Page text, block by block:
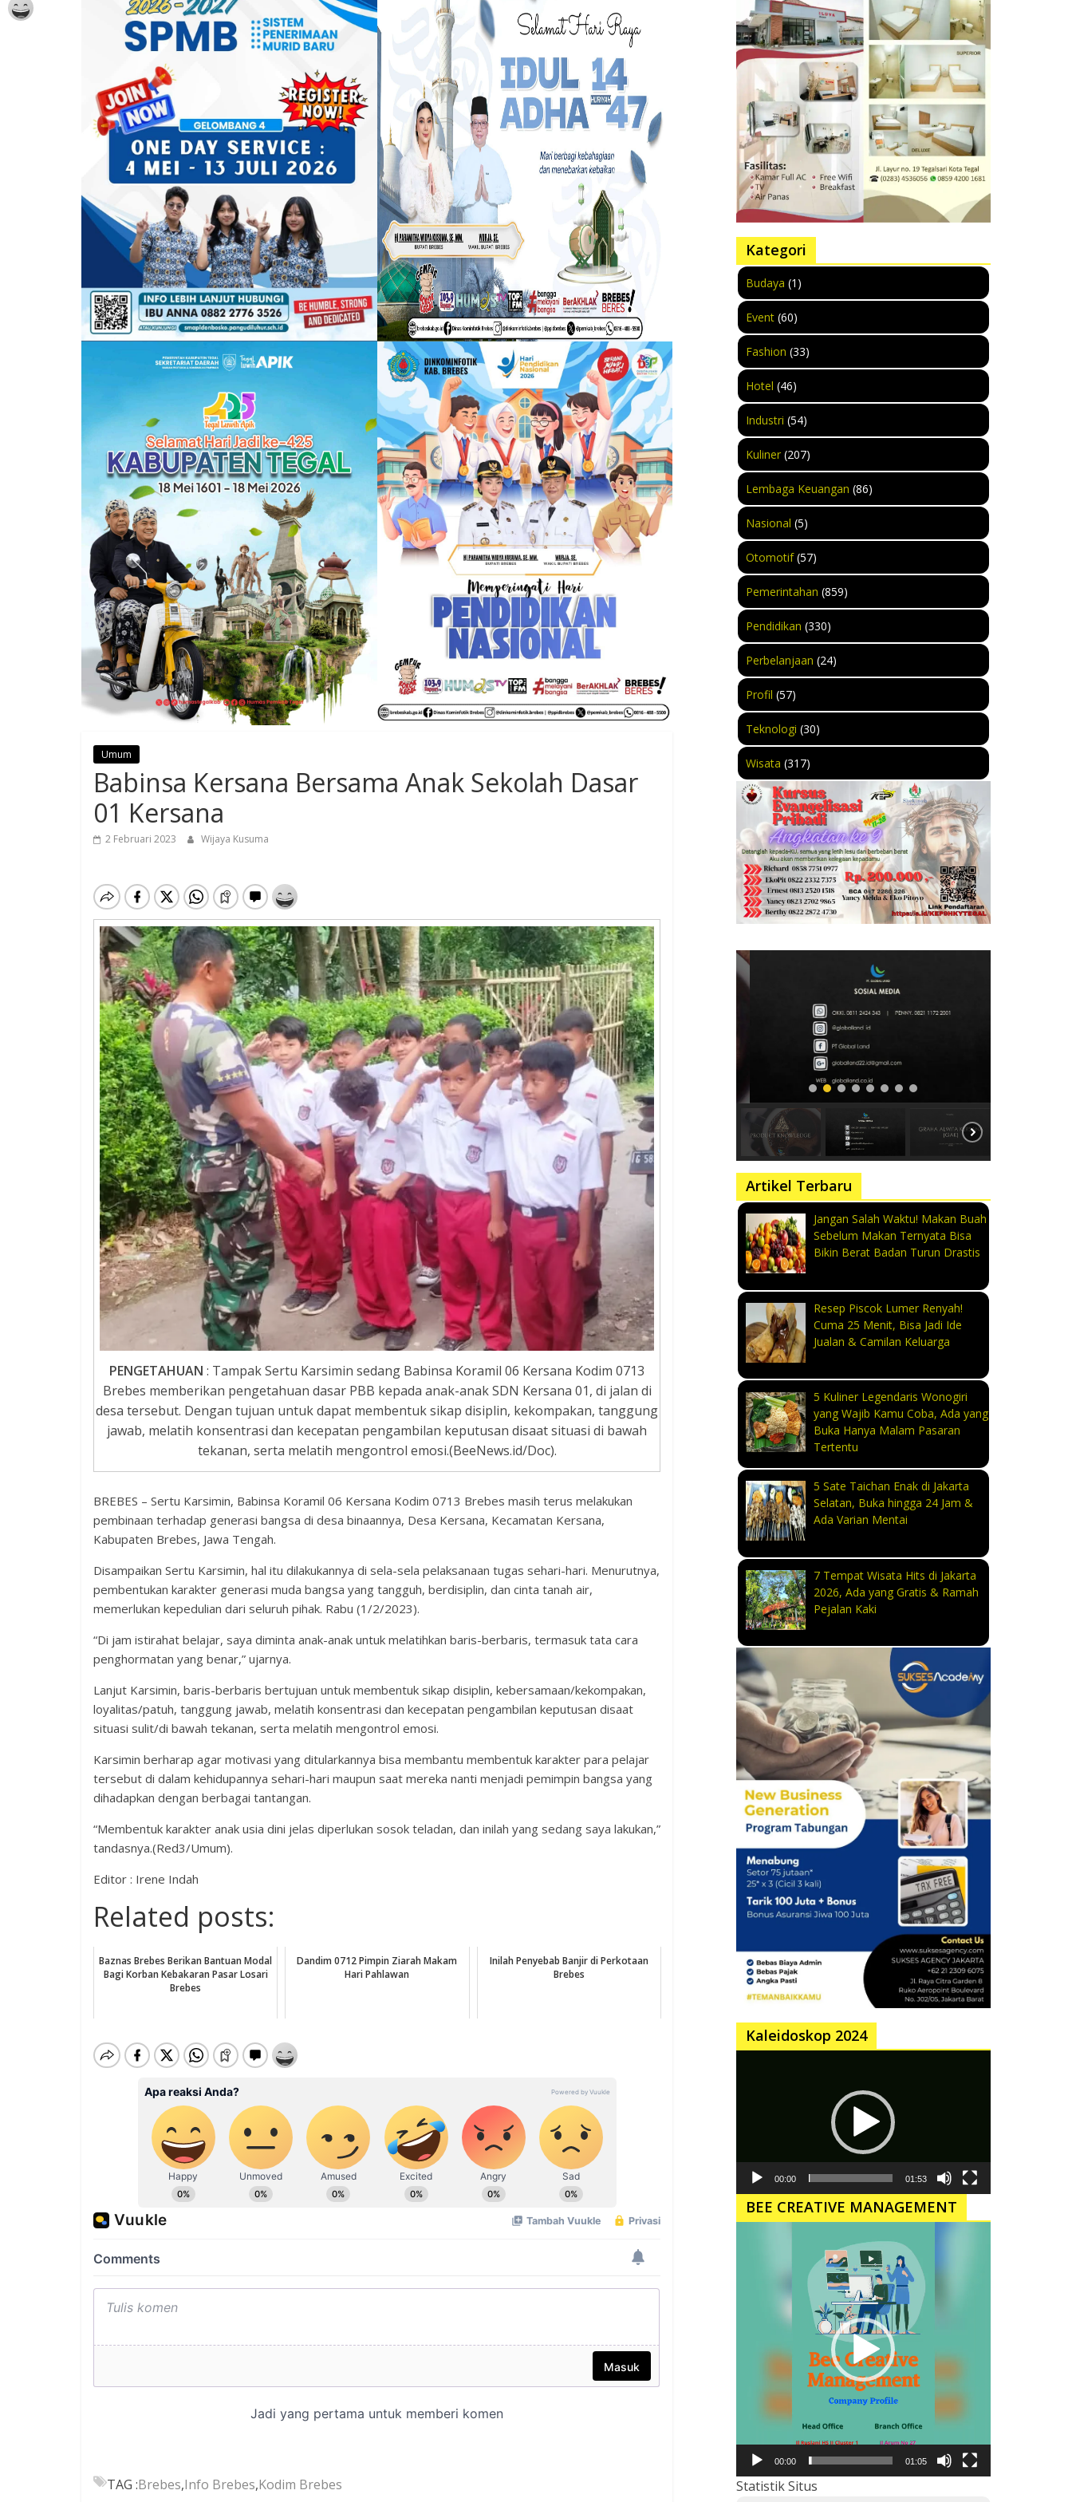
Umum
Babinsa Kersana Bersama Anak Sekolah Dasar
01 Kersana
2 Februari 2023 Wijaya Kusuma
PENGETAHUAN : Tampak Sertu Karsimin sedang Babinsa Koramil 06 Kersana Kodim 0713
Brebes memberikan pengetahuan dasar PBB kepada anak-anak SDN Kersana 01, di jalan di
desa tersebut. Dengan tujuan untuk dapat membentuk sikap disiplin, kekompakan, tanggung
jawab, melatih konsentrasi dan kecepatan pengambilan keputusan disaat situasi di bawah
tekanan, serta melatih mengontrol emosi.(BeeNews.id/Doc).
BREBES – Sertu Karsimin, Babinsa Koramil 06 Kersana Kodim 0713 Brebes masih terus melakukan
pembinaan terhadap generasi bangsa di desa binaannya, Desa Kersana, Kecamatan Kersana,
Kabupaten Brebes, Jawa Tengah.
Disampaikan Sertu Karsimin, hal itu dilakukannya di sela-sela pelaksanaan tugas sehari-hari. Menurutnya,
pembentukan karakter generasi muda bangsa yang tangguh, berdisiplin, dan cinta tanah air,
memerlukan kepedulian dari seluruh pihak. Rabu (1/2/2023).
“Di jam istirahat belajar, saya diminta anak-anak untuk melatihkan baris-berbaris, termasuk tata cara
penghormatan yang benar,” ujarnya.
Lanjut Karsimin, baris-berbaris bertujuan untuk membentuk sikap disiplin, kebersamaan/kekompakan,
loyalitas/patuh, tanggung jawab, melatih konsentrasi dan kecepatan pengambilan keputusan disaat
situasi sulit/di bawah tekanan, serta melatih mengontrol emosi.
Karsimin berharap agar motivasi yang ditularkannya bisa membantu membentuk karakter para pelajar
tersebut di dalam kehidupannya sehari-hari maupun saat mereka nanti menjadi pemimpin bangsa yang
dihadapkan dengan berbagai tantangan.
“Membentuk karakter anak usia dini jelas diperlukan sosok teladan, dan inilah yang sedang saya lakukan,”
tandasnya.(Red3/Umum).
Editor : Irene Indah
Related posts:
Baznas Brebes Berikan Bantuan Modal
Bagi Korban Kebakaran Pasar Losari
Brebes
Dandim 0712 Pimpin Ziarah Makam
Hari Pahlawan
Inilah Penyebab Banjir di Perkotaan
Brebes
TAG :Brebes,Info Brebes,Kodim Brebes
Kategori
Budaya (1)
Event(60)
Fashion (33)
Hotel (46)
Industri (54)
Kuliner(207)
Lembaga Keuangan (86)
Nasional (5)
Otomotif(57)
Pemerintahan (859)
Pendidikan (330)
Perbelanjaan (24)
Profil (57)
Teknologi (30)
Wisata (317)
Artikel Terbaru
Jangan Salah Waktu! Makan Buah
Sebelum Makan Ternyata Bisa
Bikin Berat Badan Turun Drastis
Resep Piscok Lumer Renyah!
Cuma 25 Menit, Bisa Jadi Ide
Jualan & Camilan Keluarga
5 Kuliner Legendaris Wonogiri
yang Wajib Kamu Coba, Ada yang
Buka Hanya Malam Pasaran
Tertentu
5 Sate Taichan Enak di Jakarta
Selatan, Buka hingga 24 Jam &
Ada Varian Mentai
7 Tempat Wisata Hits di Jakarta
2026, Ada yang Gratis & Ramah
Pejalan Kaki
Kaleidoskop 2024
00:00 01:53
BEE CREATIVE MANAGEMENT
00:00 01:05
Statistik Situs